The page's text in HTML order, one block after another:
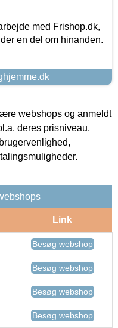
med Frishop.dk,
en del om hinanden.
webshops og anmeldt
deres prisniveau,
Link
Besøg webshop
Besøg webshop
Besøg webshop
Besøg webshop